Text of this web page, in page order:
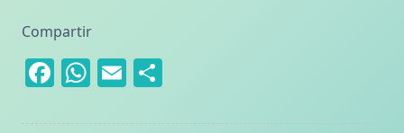
Compartir
Facebook
WhatsApp
Email